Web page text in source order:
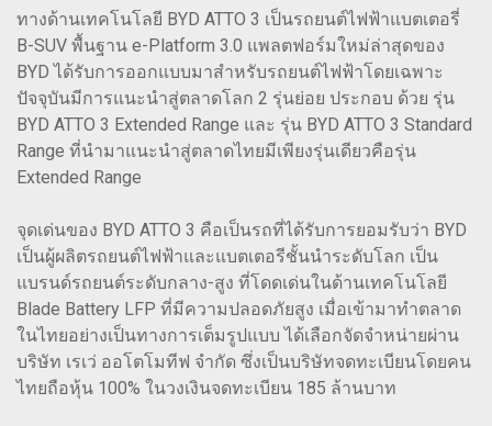
ทางด้านเทคโนโลยี BYD ATTO 3 เป็นรถยนต์ไฟฟ้าแบตเตอรี่
B-SUV พื้นฐาน e-Platform 3.0 แพลตฟอร์มใหม่ล่าสุดของ
BYD ได้รับการออกแบบมาสำหรับรถยนต์ไฟฟ้าโดยเฉพาะ
ปัจจุบันมีการแนะนำสู่ตลาดโลก 2 รุ่นย่อย ประกอบ ด้วย รุ่น
BYD ATTO 3 Extended Range และ รุ่น BYD ATTO 3 Standard
Range ที่นำมาแนะนำสู่ตลาดไทยมีเพียงรุ่นเดียวคือรุ่น
Extended Range
จุดเด่นของ BYD ATTO 3 คือเป็นรถที่ได้รับการยอมรับว่า BYD
เป็นผู้ผลิตรถยนต์ไฟฟ้าและแบตเตอรีชั้นนำระดับโลก เป็น
แบรนด์รถยนต์ระดับกลาง-สูง ที่โดดเด่นในด้านเทคโนโลยี
Blade Battery LFP ที่มีความปลอดภัยสูง เมื่อเข้ามาทำตลาด
ในไทยอย่างเป็นทางการเต็มรูปแบบ ได้เลือกจัดจำหน่ายผ่าน
บริษัท เรเว่ ออโตโมทีฟ จำกัด ซึ่งเป็นบริษัทจดทะเบียนโดยคน
ไทยถือหุ้น 100% ในวงเงินจดทะเบียน 185 ล้านบาท